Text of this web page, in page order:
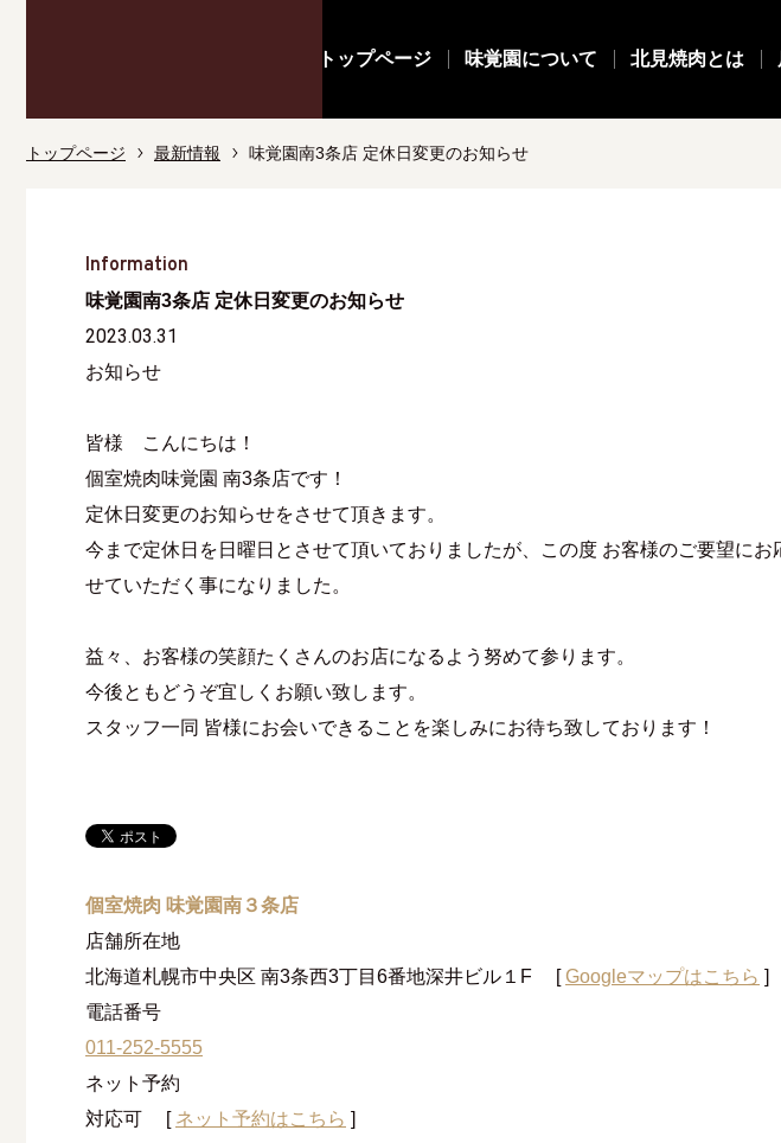
トップページ 味覚園について 北見焼肉とは
トップページ 最新情報 味覚園南3条店 定休日変更のお知らせ
Information
味覚園南3条店 定休日変更のお知らせ
2023.03.31
お知らせ
皆様 こんにちは！
個室焼肉味覚園 南3条店です！
定休日変更のお知らせをさせて頂きます。
今まで定休日を日曜日とさせて頂いておりましたが、この度 お客様のご要望にお
せていただく事になりました。
益々、お客様の笑顔たくさんのお店になるよう努めて参ります。
今後ともどうぞ宜しくお願い致します。
スタッフ一同 皆様にお会いできることを楽しみにお待ち致しております！
個室焼肉 味覚園南３条店
店舗所在地
北海道札幌市中央区 南3条西3丁目6番地深井ビル１F
[Googleマップはこちら ]
電話番号
011-252-5555
ネット予約
対応可
[ ネット予約はこちら ]